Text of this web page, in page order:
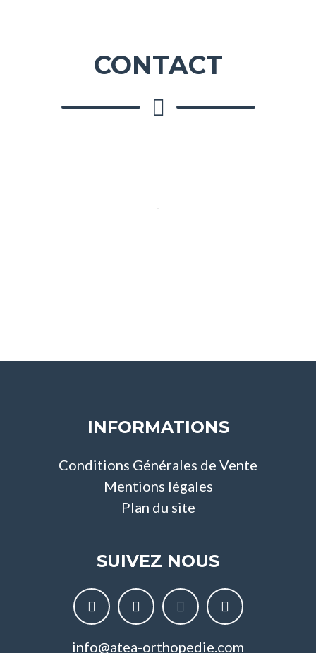
CONTACT
INFORMATIONS
Conditions Générales de Vente
Mentions légales
Plan du site
SUIVEZ NOUS
info@atea-orthopedie.com